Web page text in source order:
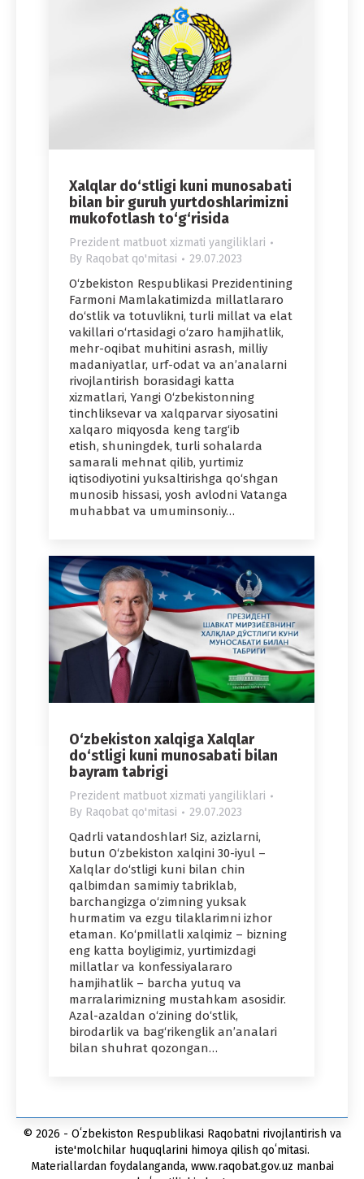
Xalqlar do‘stligi kuni munosabati
bilan bir guruh yurtdoshlarimizni
mukofotlash to‘g‘risida
Prezident matbuot xizmati yangiliklari
By Raqobat qo'mitasi 29.07.2023
O‘zbekiston Respublikasi Prezidentining
Farmoni Mamlakatimizda millatlararo
do‘stlik va totuvlikni, turli millat va elat
vakillari o‘rtasidagi o‘zaro hamjihatlik,
mehr-oqibat muhitini asrash, milliy
madaniyatlar, urf-odat va an’analarni
rivojlantirish borasidagi katta
xizmatlari, Yangi O‘zbekistonning
tinchliksevar va xalqparvar siyosatini
xalqaro miqyosda keng targ‘ib
etish, shuningdek, turli sohalarda
samarali mehnat qilib, yurtimiz
iqtisodiyotini yuksaltirishga qo‘shgan
munosib hissasi, yosh avlodni Vatanga
muhabbat va umuminsoniy…
O‘zbekiston xalqiga Xalqlar
do‘stligi kuni munosabati bilan
bayram tabrigi
Prezident matbuot xizmati yangiliklari
By Raqobat qo'mitasi 29.07.2023
Qadrli vatandoshlar! Siz, azizlarni,
butun O‘zbekiston xalqini 30-iyul –
Xalqlar do‘stligi kuni bilan chin
qalbimdan samimiy tabriklab,
barchangizga o‘zimning yuksak
hurmatim va ezgu tilaklarimni izhor
etaman. Ko‘pmillatli xalqimiz – bizning
eng katta boyligimiz, yurtimizdagi
millatlar va konfessiyalararo
hamjihatlik – barcha yutuq va
marralarimizning mustahkam asosidir.
Azal-azaldan o‘zining do‘stlik,
birodarlik va bag‘rikenglik an’analari
bilan shuhrat qozongan…
© 2026 - Oʻzbekiston Respublikasi Raqobatni rivojlantirish va
iste'molchilar huquqlarini himoya qilish qoʻmitasi.
Materiallardan foydalanganda, www.raqobat.gov.uz manbai